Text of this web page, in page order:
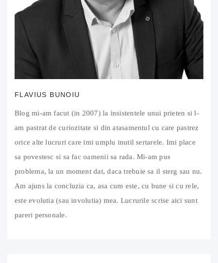
FLAVIUS BUNOIU
Blog mi-am facut (in 2007) la insistentele unui prieten si l-
am pastrat de curiozitate si din atasamentul cu care pastrez
orice alte lucruri care imi umplu inutil sertarele. Imi place
sa povestesc si sa fac oamenii sa rada. Mi-am pus
problema, la un moment dat, daca trebuie sa il sterg sau nu.
Am ajuns la concluzia ca, asa cum este, cu bune si cu rele,
este evolutia (sau involutia) mea. Lucrurile scrise aici sunt
pareri personale.